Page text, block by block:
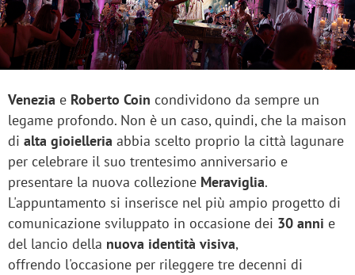
Venezia e Roberto Coin condividono da sempre un
legame profondo. Non è un caso, quindi, che la maison
di alta gioielleria abbia scelto proprio la città lagunare
per celebrare il suo trentesimo anniversario e
presentare la nuova collezione Meraviglia.
L'appuntamento si inserisce nel più ampio progetto di
comunicazione sviluppato in occasione dei 30 anni e
del lancio della nuova identità visiva,
offrendo l'occasione per rileggere tre decenni di